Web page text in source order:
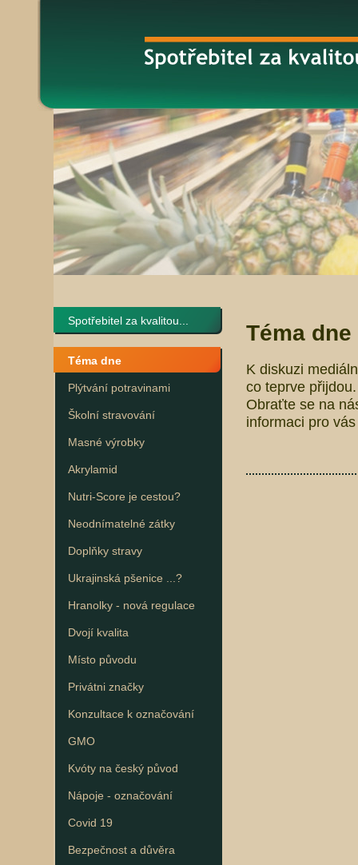
Spotřebitel za kvalitou...
Téma dne
Plýtvání potravinami
Školní stravování
Masné výrobky
Akrylamid
Nutri-Score je cestou?
Neodnímatelné zátky
Doplňky stravy
Ukrajinská pšenice ...?
Hranolky - nová regulace
Dvojí kvalita
Místo původu
Privátni značky
Konzultace k označování
GMO
Kvóty na český původ
Nápoje - označování
Covid 19
Bezpečnost a důvěra
Téma dne
K diskuzi
co teprve
Obraťte se na
informaci pro